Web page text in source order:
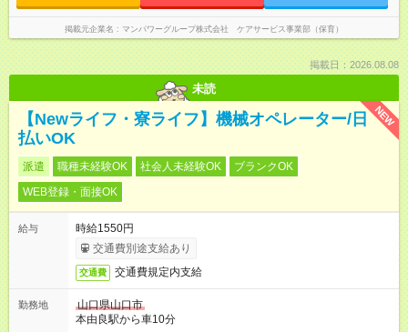
掲載元企業名 マンパワーグループ株式会社 ケアサービス事業部（保育）
掲載日：2026.08.08
未読
NEW
【Newライフ・寮ライフ】機械オペレーター/日
払いOK
派遣 職種未経験OK 社会人未経験OK
ブランクOK
WEB登録・面接OK
給与
時給1550円
交通費別途支給あり
交通費 交通費規定内支給
勤務地
山口県山口市
本由良駅から車10分